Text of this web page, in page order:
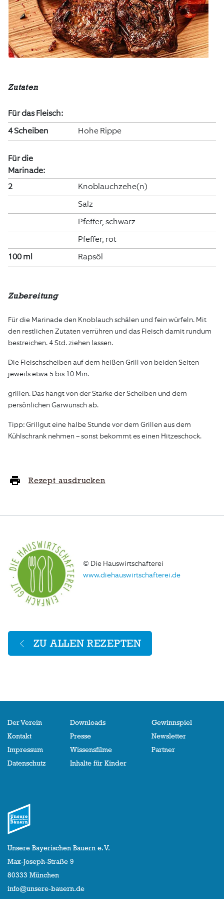
Zutaten
Für das Fleisch:
4 Scheiben
Hohe Rippe
Für die
Marinade:
2
Knoblauchzehe(n)
Salz
Pfeffer, schwarz
Pfeffer, rot
100 ml
Rapsöl
Zubereitung
Für die Marinade den Knoblauch schälen und fein würfeln. Mit
den restlichen Zutaten verrühren und das Fleisch damit rundum
bestreichen. 4 Std. ziehen lassen.
Die Fleischscheiben auf dem heißen Grill von beiden Seiten
jeweils etwa 5 bis 10 Min.
grillen. Das hängt von der Stärke der Scheiben und dem
persönlichen Garwunsch ab.
Tipp: Grillgut eine halbe Stunde vor dem Grillen aus dem
Kühlschrank nehmen – sonst bekommt es einen Hitzeschock.
Rezept ausdrucken
© Die Hauswirtschafterei
www.diehauswirtschafterei.de
ZU ALLEN REZEPTEN
Der Verein
Kontakt
Impressum
Datenschutz
Downloads
Presse
Wissensfilme
Inhalte für Kinder
Gewinnspiel
Newsletter
Partner
Unsere Bayerischen Bauern e. V.
Max-Joseph-Straße 9
80333 München
info@unsere-bauern.de